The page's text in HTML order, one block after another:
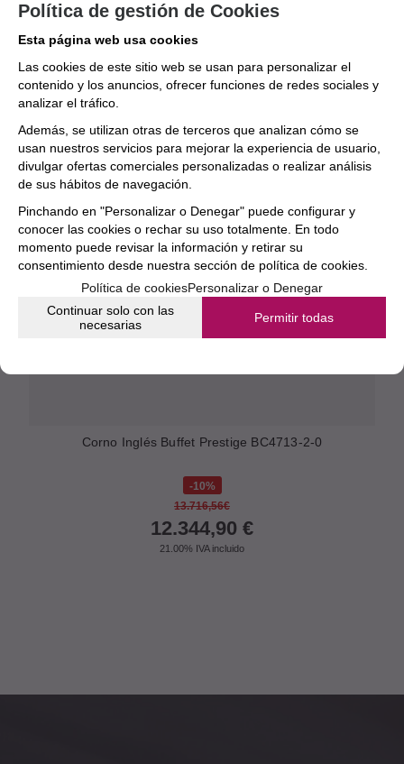
Corno Inglés Buffet Prestige BC4713-2-0
10%
13.716,56€
12.344,90 €
21.00% IVA incluido
Política de gestión de Cookies
Esta página web usa cookies
Las cookies de este sitio web se usan para personalizar el
contenido y los anuncios, ofrecer funciones de redes sociales y
analizar el tráfico.
Además, se utilizan otras de terceros que analizan cómo se
usan nuestros servicios para mejorar la experiencia de usuario,
divulgar ofertas comerciales personalizadas o realizar análisis
de sus hábitos de navegación.
Pinchando en "Personalizar o Denegar" puede configurar y
conocer las cookies o rechar su uso totalmente. En todo
momento puede revisar la información y retirar su
consentimiento desde nuestra sección de política de cookies.
Política de cookiesPersonalizar o Denegar
Continuar solo con las
necesarias
Permitir todas